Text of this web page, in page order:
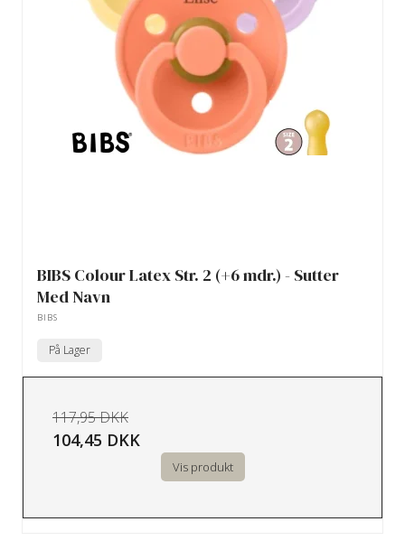
BIBS Colour Latex Str. 2 (+6 mdr.) - Sutter
Med Navn
BIBS
På Lager
117,95 DKK
104,45 DKK
Vis produkt